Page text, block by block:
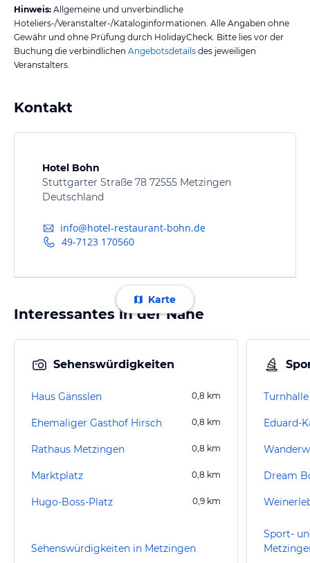
Hinweis: Allgemeine und unverbindliche
Hoteliers-/Veranstalter-/Kataloginformationen. Alle Angaben ohne
Gewähr und ohne Prüfung durch HolidayCheck. Bitte lies vor der
Buchung die verbindlichen Angebotsdetails des jeweiligen
Veranstalters.
Kontakt
Hotel Bohn
Stuttgarter Straße 78 72555 Metzingen
Deutschland
info@hotel-restaurant-bohn.de
49-7123 170560
Karte
Interessantes in der Nähe
Sehenswürdigkeiten
Haus Gänsslen 0,8 km
Ehemaliger Gasthof Hirsch 0,8 km
Rathaus Metzingen 0,8 km
Marktplatz 0,8 km
Hugo-Boss-Platz 0,9 km
Sehenswürdigkeiten in Metzingen
Eduard-
Dream
Sport-